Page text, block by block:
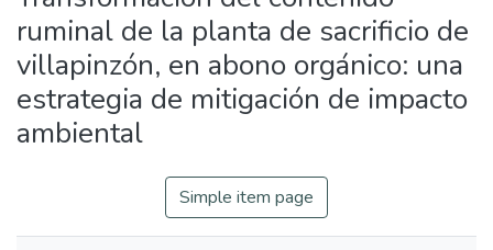
ruminal de la planta de sacrificio de
villapinzón, en abono orgánico: una
estrategia de mitigación de impacto
ambiental
Simple item page